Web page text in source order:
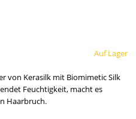
Auf Lager
von Kerasilk mit Biomimetic Silk
Feuchtigkeit, macht es
Haarbruch.